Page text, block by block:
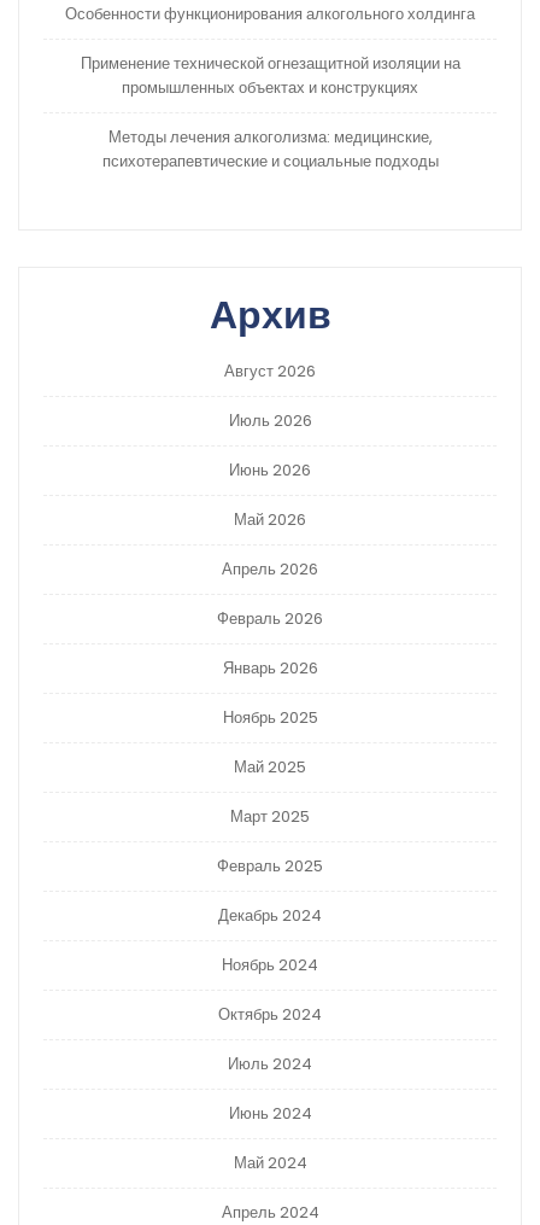
Особенности функционирования алкогольного холдинга
Применение технической огнезащитной изоляции на
промышленных объектах и конструкциях
Методы лечения алкоголизма: медицинские,
психотерапевтические и социальные подходы
Архив
Август 2026
Июль 2026
Июнь 2026
Май 2026
Апрель 2026
Февраль 2026
Январь 2026
Ноябрь 2025
Май 2025
Март 2025
Февраль 2025
Декабрь 2024
Ноябрь 2024
Октябрь 2024
Июль 2024
Июнь 2024
Май 2024
Апрель 2024